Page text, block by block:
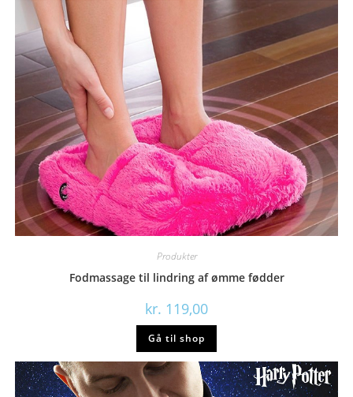
Produkter
Fodmassage til lindring af ømme fødder
kr. 119,00
Gå til shop